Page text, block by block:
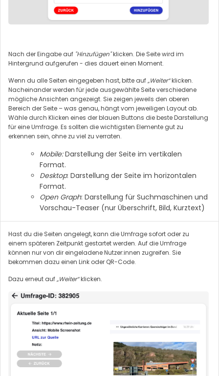
Nach der Eingabe auf "Hinzufügen"klicken. Die Seite wird im
Hintergrund aufgerufen - dies dauert einen Moment.
Wenn du alle Seiten eingegeben hast, bitte auf„Weiter“klicken.
Nacheinander werden für jede ausgewählte Seite verschiedene
mögliche Ansichten angezeigt. Sie zeigen jeweils den oberen
Bereich der Seite – was genau, hängt vom jeweiligen Layout ab.
Wähle durch Klicken eines der blauen Buttons die beste Darstellung
für eine Umfrage. Es sollten die wichtigsten Elemente gut zu
erkennen sein, ohne zu viel zu verraten.
Mobile:Darstellung der Seite im vertikalen
Format.
Desktop: Darstellung der Seite im horizontalen
Format.
Open Graph: Darstellung für Suchmaschinen und
Vorschau-Teaser (nur Überschrift, Bild, Kurztext)
Hast du die Seiten angelegt, kann die Umfrage sofort oder zu
einem späteren Zeitpunkt gestartet werden. Auf die Umfrage
können nur von dir eingeladene Nutzer:innen zugreifen. Sie
bekommen dazu einen Link oder QR-Code.
Dazu erneut auf„Weiter“klicken.